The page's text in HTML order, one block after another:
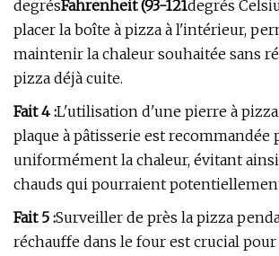
degrésFahrenheit (93-121degrés
placer la boîte à pizza à l'intérieur,
maintenir la chaleur souhaitée sans
pizza déjà cuite.
Fait 4 :L'utilisation d'une pierre à
plaque à pâtisserie est recommandée
uniformément la chaleur, évitant
chauds qui pourraient
Fait 5 :Surveiller de près la pizza
réchauffe dans le four est crucial